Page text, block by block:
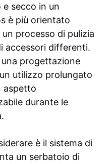
secco in un
è più orientato
un processo di pulizia
accessori differenti.
una progettazione
utilizzo prolungato
aspetto
durante le
è il sistema di
un serbatoio di